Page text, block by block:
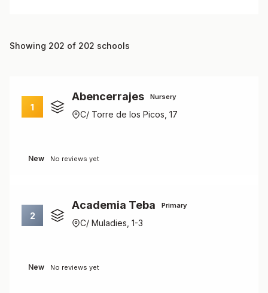
Showing 202 of 202 schools
1
Abencerrajes Nursery
C/ Torre de los Picos, 17
New No reviews yet
2
Academia Teba Primary
C/ Muladies, 1-3
New No reviews yet